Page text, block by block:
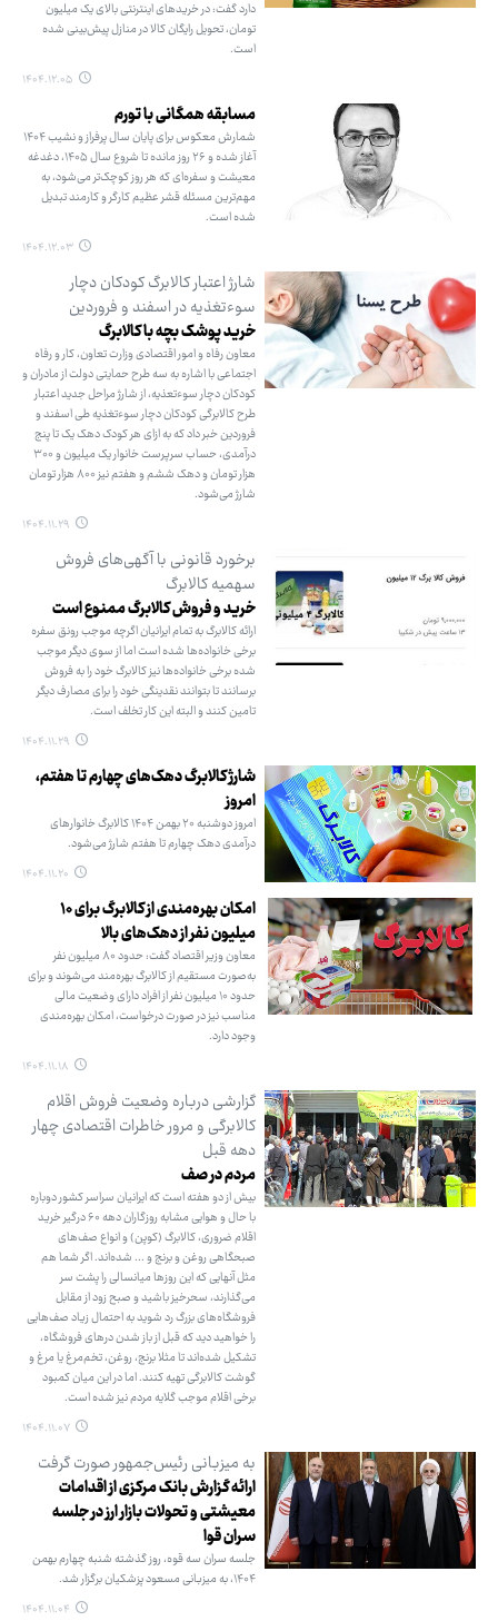
دارد گفت: در خریدهای اینترنتی بالای یک میلیون
تومان، تحویل رایگان کالا در منازل پیش‌بینی شده
است.
۱۴۰۴.۱۲.۰۵
مسابقه همگانی با تورم
شمارش معکوس برای پایان سال پرفراز و نشیب ۱۴۰۴
آغاز شده و ۲۶ روز مانده تا شروع سال ۱۴۰۵، دغدغه
معیشت و سفره‌ای که هر روز کوچک‌تر می‌شود، به
مهم‌ترین مسئله قشر عظیم کارگر و کارمند تبدیل
شده است.
۱۴۰۴.۱۲.۰۳
شارژ اعتبار کالابرگ کودکان دچار
سوءتغذیه در اسفند و فروردین
خرید پوشک بچه با کالابرگ
معاون رفاه و امور اقتصادی وزارت تعاون، کار و رفاه
اجتماعی با اشاره به سه طرح حمایتی دولت از مادران و
کودکان دچار سوءتعذیه، از شارژ مراحل جدید اعتبار
طرح کالابرگی کودکان دچار سوءتغذیه طی اسفند و
فروردین‌ خبر داد که به ازای هر کودک دهک یک تا پنج
درآمدی، حساب سرپرست خانوار یک میلیون و ۳۰۰
هزار تومان و دهک ششم و هفتم نیز ۸۰۰ هزار تومان
شارژ می‌شود.
۱۴۰۴.۱۱.۲۹
برخورد قانونی با آگهی‌های فروش
سهمیه کالابرگ
خرید و فروش کالابرگ ممنوع است
ارائه کالابرگ به تمام ایرانیان اگرچه موجب رونق سفره
برخی خانواده‌ها شده است اما از سوی دیگر موجب
شده برخی خانواده‌ها نیز کالابرگ خود را به فروش
برسانند تا بتوانند نقدینگی خود را برای مصارف دیگر
تامین کنند و البته این کار تخلف است.
۱۴۰۴.۱۱.۲۹
شارژ کالابرگ دهک‌های چهارم تا هفتم،
امروز
امروز دوشنبه ۲۰ بهمن ۱۴۰۴ کالابرگ خانوارهای
درآمدی دهک چهارم تا هفتم شارژ می‌شود.
۱۴۰۴.۱۱.۲۰
امکان بهره‌مندی از کالابرگ برای ۱۰
میلیون نفر از دهک‌های بالا
معاون وزیر اقتصاد گفت: حدود ۸۰ میلیون نفر
به‌صورت مستقیم از کالابرگ بهره‌مند می‌شوند و برای
حدود ۱۰ میلیون نفر از افراد دارای وضعیت مالی
مناسب نیز در صورت درخواست، امکان بهره‌مندی
وجود دارد.
۱۴۰۴.۱۱.۱۸
گزارشی درباره وضعیت فروش اقلام
کالابرگی و مرور خاطرات اقتصادی چهار
دهه قبل
مردم در صف
بیش از دو هفته است که ایرانیان سراسر کشور دوباره
با حال و هوایی مشابه روزگاران دهه ۶۰ درگیر خرید
اقلام ضروری، کالابرگ (کوپن) و انواع صف‌های
صبحگاهی روغن و برنج و ... شده‌اند. اگر شما هم
مثل آنهایی که این روزها میانسالی را پشت سر
می‌گذارند، سحرخیز باشید و صبح زود از مقابل
فروشگاه‌های بزرگ رد شوید به احتمال زیاد صف‌هایی
را خواهید دید که قبل از باز شدن درهای فروشگاه،
تشکیل شده‌اند تا مثلا برنج، روغن، تخم‌مرغ یا مرغ و
گوشت کالابرگی تهیه کنند. اما در این میان کمبود
برخی اقلام موجب گلایه مردم نیز شده است.
۱۴۰۴.۱۱.۰۷
به میزبانی رئیس‌جمهور صورت گرفت
ارائه گزارش بانک مرکزی از اقدامات
معیشتی و تحولات بازار ارز در جلسه
سران قوا
جلسه سران سه قوه، روز گذشته شنبه چهارم بهمن
۱۴۰۴، به میزبانی مسعود پزشکیان برگزار شد.
۱۴۰۴.۱۱.۰۴